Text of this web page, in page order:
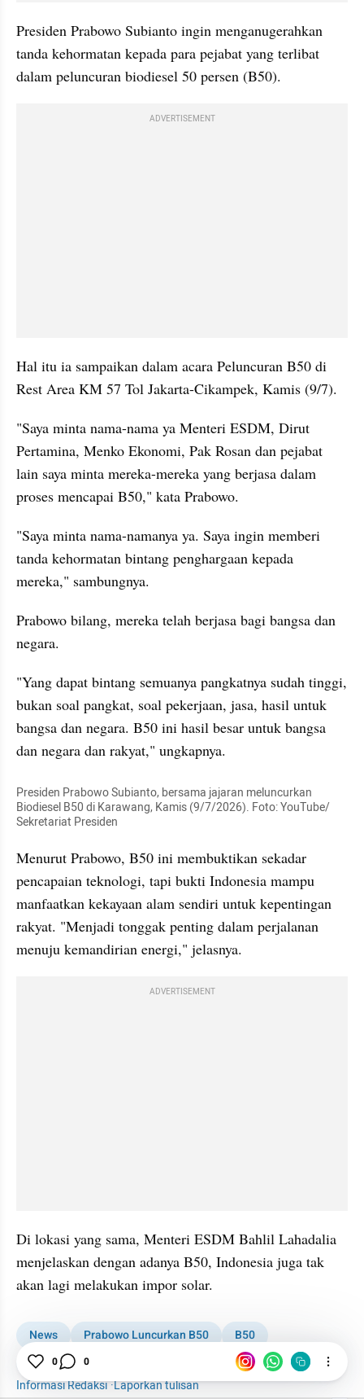
Presiden Prabowo Subianto ingin menganugerahkan
tanda kehormatan kepada para pejabat yang terlibat
dalam peluncuran biodiesel 50 persen (B50).
ADVERTISEMENT
Hal itu ia sampaikan dalam acara Peluncuran B50 di
Rest Area KM 57 Tol Jakarta-Cikampek, Kamis (9/7).
"Saya minta nama-nama ya Menteri ESDM, Dirut
Pertamina, Menko Ekonomi, Pak Rosan dan pejabat
lain saya minta mereka-mereka yang berjasa dalam
proses mencapai B50," kata Prabowo.
"Saya minta nama-namanya ya. Saya ingin memberi
tanda kehormatan bintang penghargaan kepada
mereka," sambungnya.
Prabowo bilang, mereka telah berjasa bagi bangsa dan
negara.
"Yang dapat bintang semuanya pangkatnya sudah tinggi,
bukan soal pangkat, soal pekerjaan, jasa, hasil untuk
bangsa dan negara. B50 ini hasil besar untuk bangsa
dan negara dan rakyat," ungkapnya.
Presiden Prabowo Subianto, bersama jajaran meluncurkan
Biodiesel B50 di Karawang, Kamis (9/7/2026). Foto: YouTube/
Sekretariat Presiden
Menurut Prabowo, B50 ini membuktikan sekadar
pencapaian teknologi, tapi bukti Indonesia mampu
manfaatkan kekayaan alam sendiri untuk kepentingan
rakyat. "Menjadi tonggak penting dalam perjalanan
menuju kemandirian energi," jelasnya.
ADVERTISEMENT
Di lokasi yang sama, Menteri ESDM Bahlil Lahadalia
menjelaskan dengan adanya B50, Indonesia juga tak
akan lagi melakukan impor solar.
News Prabowo Luncurkan B50
B50
Prabowo Beri Tanda Kehormatan
Informasi Redaksi·Laporkan tulisan
0 0